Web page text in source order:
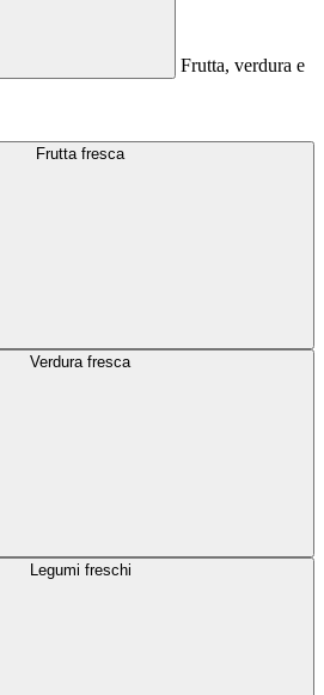
Frutta, verdura e
Frutta fresca
Verdura fresca
Legumi freschi